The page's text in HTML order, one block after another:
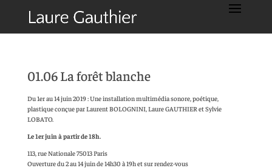
01.06 La forêt blanche
Du 1er au 14 juin 2019 : Une installation multimédia sonore, poétique,
plastique conçue par Laurent BOLOGNINI, Laure GAUTHIER et Sylvie
LOBATO.
Le 1er juin à partir de 18h.
113, rue Nationale 75013 Paris
Ouverture du 2 au 14 juin de 14h30 à 19h et sur rendez-vous